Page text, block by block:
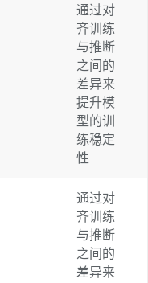
通过对
齐训练
与推断
之间的
差异来
提升模
型的训
练稳定
性
通过对
齐训练
与推断
之间的
差异来